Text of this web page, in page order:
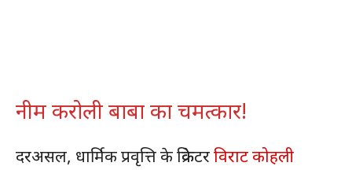
नीम करोली बाबा का चमत्कार!
दरअसल, धार्मिक प्रवृत्ति के क्रिकेटरविराट कोहली